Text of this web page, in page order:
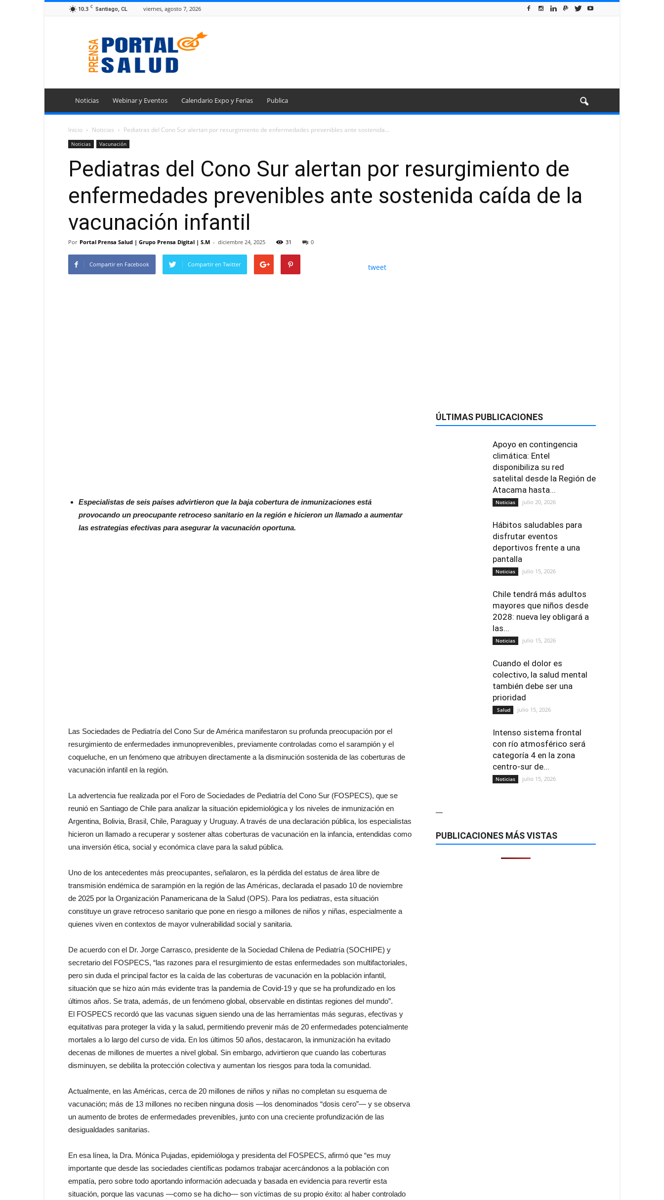
10.3 C Santiago, CL viernes, agosto 7, 2026
Portal
Prensa
Salud
Noticias Webinar y Eventos Calendario Expo y Ferias Publica
Inicio Noticias Pediatras del Cono Sur alertan por resurgimiento de enfermedades prevenibles ante sostenida...
Noticias Vacunación
Pediatras del Cono Sur alertan por resurgimiento de
enfermedades prevenibles ante sostenida caída de la
vacunación infantil
Por Portal Prensa Salud | Grupo Prensa Digital | S.M - diciembre 24, 2025 31 0
Compartir en Facebook Compartir en Twitter tweet
Especialistas de seis países advirtieron que la baja cobertura de inmunizaciones está
provocando un preocupante retroceso sanitario en la región e hicieron un llamado a aumentar
las estrategias efectivas para asegurar la vacunación oportuna.
Las Sociedades de Pediatría del Cono Sur de América manifestaron su profunda preocupación por el
resurgimiento de enfermedades inmunoprevenibles, previamente controladas como el sarampión y el
coqueluche, en un fenómeno que atribuyen directamente a la disminución sostenida de las coberturas de
vacunación infantil en la región.
La advertencia fue realizada por el Foro de Sociedades de Pediatría del Cono Sur (FOSPECS), que se
reunió en Santiago de Chile para analizar la situación epidemiológica y los niveles de inmunización en
Argentina, Bolivia, Brasil, Chile, Paraguay y Uruguay. A través de una declaración pública, los especialistas
hicieron un llamado a recuperar y sostener altas coberturas de vacunación en la infancia, entendidas como
una inversión ética, social y económica clave para la salud pública.
Uno de los antecedentes más preocupantes, señalaron, es la pérdida del estatus de área libre de
transmisión endémica de sarampión en la región de las Américas, declarada el pasado 10 de noviembre
de 2025 por la Organización Panamericana de la Salud (OPS). Para los pediatras, esta situación
constituye un grave retroceso sanitario que pone en riesgo a millones de niños y niñas, especialmente a
quienes viven en contextos de mayor vulnerabilidad social y sanitaria.
De acuerdo con el Dr. Jorge Carrasco, presidente de la Sociedad Chilena de Pediatría (SOCHIPE) y
secretario del FOSPECS, “las razones para el resurgimiento de estas enfermedades son multifactoriales,
pero sin duda el principal factor es la caída de las coberturas de vacunación en la población infantil,
situación que se hizo aún más evidente tras la pandemia de Covid-19 y que se ha profundizado en los
últimos años. Se trata, además, de un fenómeno global, observable en distintas regiones del mundo”.
El FOSPECS recordó que las vacunas siguen siendo una de las herramientas más seguras, efectivas y
equitativas para proteger la vida y la salud, permitiendo prevenir más de 20 enfermedades potencialmente
mortales a lo largo del curso de vida. En los últimos 50 años, destacaron, la inmunización ha evitado
decenas de millones de muertes a nivel global. Sin embargo, advirtieron que cuando las coberturas
disminuyen, se debilita la protección colectiva y aumentan los riesgos para toda la comunidad.
Actualmente, en las Américas, cerca de 20 millones de niños y niñas no completan su esquema de
vacunación; más de 13 millones no reciben ninguna dosis —los denominados “dosis cero”— y se observa
un aumento de brotes de enfermedades prevenibles, junto con una creciente profundización de las
desigualdades sanitarias.
En esa línea, la Dra. Mónica Pujadas, epidemióloga y presidenta del FOSPECS, afirmó que “es muy
importante que desde las sociedades científicas podamos trabajar acercándonos a la población con
empatía, pero sobre todo aportando información adecuada y basada en evidencia para revertir esta
situación, porque las vacunas —como se ha dicho— son víctimas de su propio éxito: al haber controlado
ÚLTIMAS PUBLICACIONES
Apoyo en contingencia
climática: Entel
disponibiliza su red
satelital desde la Región de
Atacama hasta...
Noticias julio 20, 2026
Hábitos saludables para
disfrutar eventos
deportivos frente a una
pantalla
Noticias julio 15, 2026
Chile tendrá más adultos
mayores que niños desde
2028: nueva ley obligará a
las...
Noticias julio 15, 2026
Cuando el dolor es
colectivo, la salud mental
también debe ser una
prioridad
Salud julio 15, 2026
Intenso sistema frontal
con río atmosférico será
categoría 4 en la zona
centro-sur de...
Noticias julio 15, 2026
—
PUBLICACIONES MÁS VISTAS